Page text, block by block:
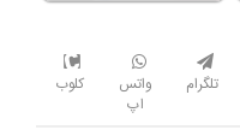
تلگرام
واتس
اپ
کلوب